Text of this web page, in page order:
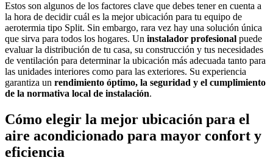
Estos son algunos de los factores clave que debes tener en cuenta a
la hora de decidir cuál es la mejor ubicación para tu equipo de
aerotermia tipo Split. Sin embargo, rara vez hay una solución única
que sirva para todos los hogares. Un instalador profesional puede
evaluar la distribución de tu casa, su construcción y tus necesidades
de ventilación para determinar la ubicación más adecuada tanto para
las unidades interiores como para las exteriores. Su experiencia
garantiza un rendimiento óptimo, la seguridad y el cumplimiento
de la normativa local de instalación.
Cómo elegir la mejor ubicación para el
aire acondicionado para mayor confort y
eficiencia